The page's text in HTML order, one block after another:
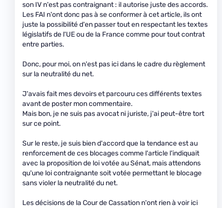
son IV n'est pas contraignant : il autorise juste des accords.
Les FAI n'ont donc pas à se conformer à cet article, ils ont
juste la possibilité d'en passer tout en respectant les textes
législatifs de l'UE ou de la France comme pour tout contrat
entre parties.
Donc, pour moi, on n'est pas ici dans le cadre du règlement
sur la neutralité du net.
J'avais fait mes devoirs et parcouru ces différents textes
avant de poster mon commentaire.
Mais bon, je ne suis pas avocat ni juriste, j'ai peut-être tort
sur ce point.
Sur le reste, je suis bien d'accord que la tendance est au
renforcement de ces blocages comme l'article l'indiquait
avec la proposition de loi votée au Sénat, mais attendons
qu'une loi contraignante soit votée permettant le blocage
sans violer la neutralité du net.
Les décisions de la Cour de Cassation n'ont rien à voir ici